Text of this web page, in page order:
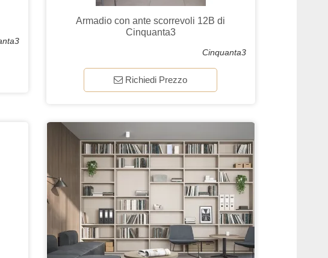
Armadio con ante scorrevoli 12B di
Cinquanta3
Cinquanta3
Richiedi Prezzo